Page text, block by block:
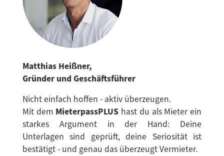
Matthias Heißner,
Gründer und Geschäftsführer
Nicht einfach hoffen - aktiv überzeugen.
Mit dem MieterpassPLUS hast du als Mieter ein
starkes Argument in der Hand: Deine
Unterlagen sind geprüft, deine Seriosität ist
bestätigt - und genau das überzeugt Vermieter.